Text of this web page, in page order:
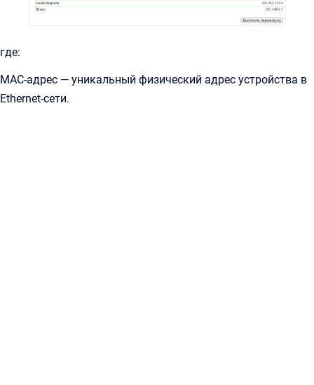
где:
MAC-адрес — уникальный физический адрес устройства в
Ethernet-сети.